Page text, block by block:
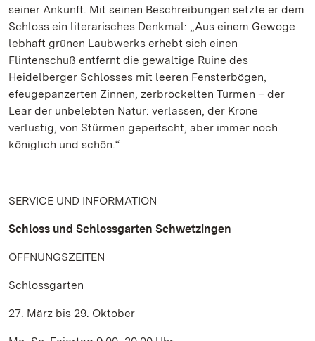
seiner Ankunft. Mit seinen Beschreibungen setzte er dem
Schloss ein literarisches Denkmal: „Aus einem Gewoge
lebhaft grünen Laubwerks erhebt sich einen
Flintenschuß entfernt die gewaltige Ruine des
Heidelberger Schlosses mit leeren Fensterbögen,
efeugepanzerten Zinnen, zerbröckelten Türmen – der
Lear der unbelebten Natur: verlassen, der Krone
verlustig, von Stürmen gepeitscht, aber immer noch
königlich und schön.“
SERVICE UND INFORMATION
Schloss und Schlossgarten Schwetzingen
ÖFFNUNGSZEITEN
Schlossgarten
27. März bis 29. Oktober